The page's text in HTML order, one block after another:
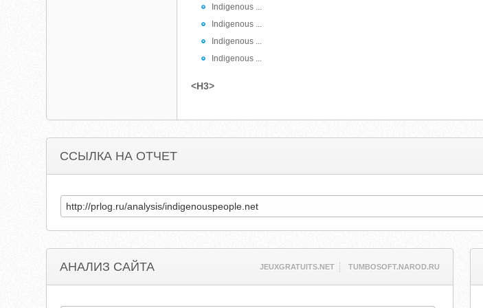
Indigenous ...
Indigenous ...
Indigenous ...
Indigenous ...
<H3>
ССЫЛКА НА ОТЧЕТ
АНАЛИЗ САЙТА JEUXGRATUITS.NET TUMBOSOFT.NAROD.RU